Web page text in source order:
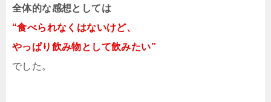
全体的な感想としては
“食べられなくはないけど、
やっぱり飲み物として飲みたい”
でした。